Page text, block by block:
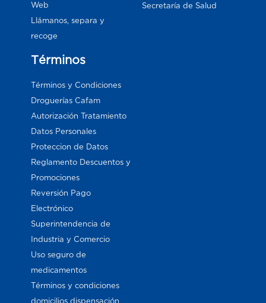
Web
Llámanos, separa y
recoge
Secretaría de Salud
Términos
Términos y Condiciones
Droguerías Cafam
Autorización Tratamiento
Datos Personales
Proteccion de Datos
Reglamento Descuentos y
Promociones
Reversión Pago
Electrónico
Superintendencia de
Industria y Comercio
Uso seguro de
medicamentos
Términos y condiciones
domicilios dispensación